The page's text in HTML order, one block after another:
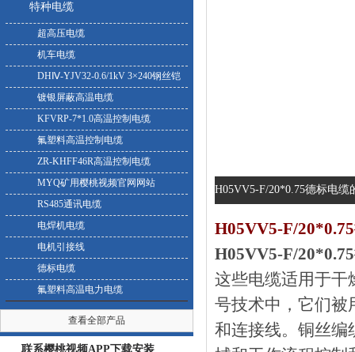
特种电缆
超高压电缆
机车电缆
DHⅣ-YJV32-0.6/1kV 3×240钢丝铠
装耐寒电缆
镀银屏蔽高温电缆
KFVRP-7*1.0高温控制电缆
氟塑料高温控制电缆
ZR-KHFF46R高温控制电缆
MYQ矿用樱桃视频官网网站
RS485通讯电缆
电焊机电缆
电机引接线
德标电缆
氟塑料高温电力电缆
查看全部产品
联系樱桃视频APP下载安装
H05VV5-F/20*0.75德标电缆的详
H05VV5-F/20*0.75
H05VV5-F/
这些电缆适用于干燥
号技术中，它们
和连接线。铜丝编